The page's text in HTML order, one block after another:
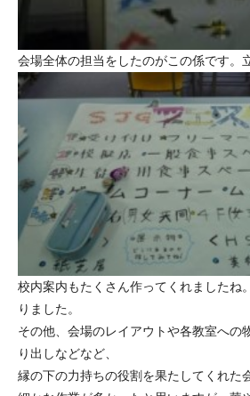
会場全体の担当をしたのがこの係です。
校内案内もたくさん作ってくれましたね
りました。
その他、会場のレイアウトや各教室への
り出しなどなど、
縁の下の力持ちの役割を果たしてくれた